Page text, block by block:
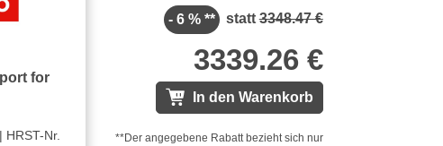
for
Nr.
- 6 % ** statt3348.47 €
3339.26 €
In den Warenkorb
**Der angegebene Rabatt bezieht sich nur